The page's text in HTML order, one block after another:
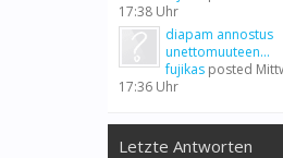
17:38 Uhr
diapam annostus
unettomuuteen...
fujikas posted
17:36 Uhr
Letzte Antworten